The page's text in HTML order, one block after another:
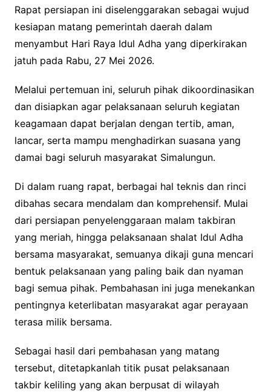
Rapat persiapan ini diselenggarakan sebagai wujud
kesiapan matang pemerintah daerah dalam
menyambut Hari Raya Idul Adha yang diperkirakan
jatuh pada Rabu, 27 Mei 2026.
Melalui pertemuan ini, seluruh pihak dikoordinasikan
dan disiapkan agar pelaksanaan seluruh kegiatan
keagamaan dapat berjalan dengan tertib, aman,
lancar, serta mampu menghadirkan suasana yang
damai bagi seluruh masyarakat Simalungun.
Di dalam ruang rapat, berbagai hal teknis dan rinci
dibahas secara mendalam dan komprehensif. Mulai
dari persiapan penyelenggaraan malam takbiran
yang meriah, hingga pelaksanaan shalat Idul Adha
bersama masyarakat, semuanya dikaji guna mencari
bentuk pelaksanaan yang paling baik dan nyaman
bagi semua pihak. Pembahasan ini juga menekankan
pentingnya keterlibatan masyarakat agar perayaan
terasa milik bersama.
Sebagai hasil dari pembahasan yang matang
tersebut, ditetapkanlah titik pusat pelaksanaan
takbir keliling yang akan berpusat di wilayah